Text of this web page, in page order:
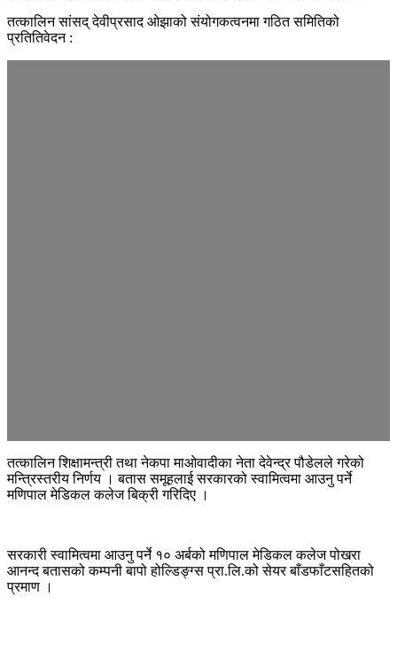
तत्कालिन सांसद् देवीप्रसाद ओझाको संयोगकत्वनमा गठित समितिको
प्रतितिवेदन :
तत्कालिन शिक्षामन्त्री तथा नेकपा माओवादीका नेता देवेन्द्र पौडेलले गरेको
मन्त्रिस्तरीय निर्णय । बतास समूहलाई सरकारको स्वामित्वमा आउनु पर्ने
मणिपाल मेडिकल कलेज बिक्री गरिदिए ।
सरकारी स्वामित्वमा आउनु पर्ने १० अर्बको मणिपाल मेडिकल कलेज पोखरा
आनन्द बतासको कम्पनी बापो होल्डिङ्ग्स प्रा.लि.को सेयर बाँडफाँटसहितको
प्रमाण ।